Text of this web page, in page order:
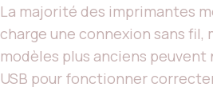
La majorité des imprimantes
charge une connexion sans fil,
modèles plus anciens
USB pour fonctionner